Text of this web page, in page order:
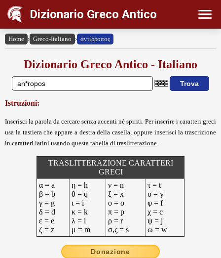
Dizionario Greco Antico
Home › Greco-Italiano › ἀντίῤῥοπος
Dizionario Greco Antico - Italiano
Istruzioni:
Inserisci la parola da cercare senza accenti né spiriti. Per inserire i caratteri greci
usa la tastiera che appare a destra della casella, oppure inserisci la trascrizione
in caratteri latini usando questa tabella di traslitterazione
TRASLITTERAZIONE CARATTERI
GRECI
α = a
β = b
γ = g
δ = d
ε = e
ζ = z
η = h
θ = q
ι = i
κ = k
λ = l
μ = m
ν = n
ξ = x
ο = o
π = p
ρ = r
σ,ς = s
τ = t
υ = y
φ = f
χ = c
ψ = j
ω = w
Donazione